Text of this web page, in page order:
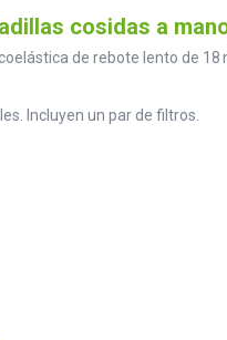
cosidas a
de rebote lento de
Incluyen un par de filtros.